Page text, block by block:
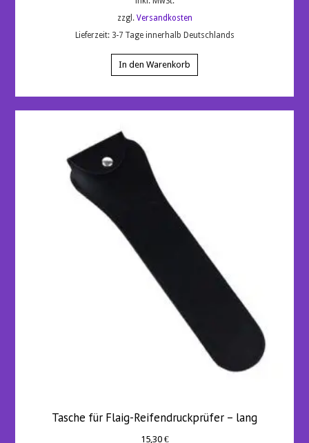
zzgl. Versandkosten
Lieferzeit: 3-7 Tage innerhalb Deutschlands
In den Warenkorb
Tasche für Flaig-Reifendruckprüfer – lang
15,30 €